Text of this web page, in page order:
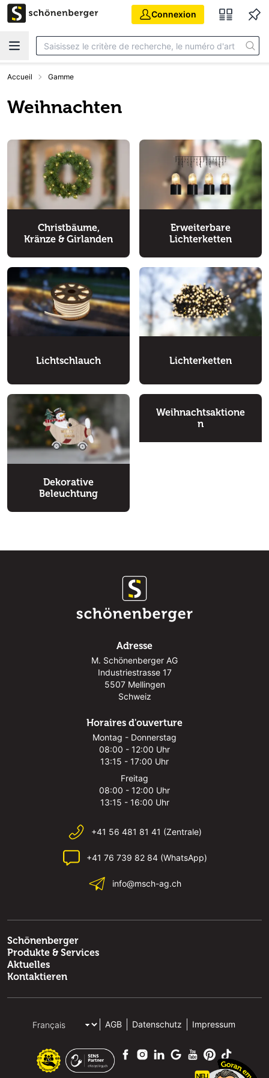
Aller au contenu principal
Connexion
Accueil Gamme
Weihnachten
Christbäume,
Kränze & Girlanden
Erweiterbare
Lichterketten
Lichtschlauch Lichterketten
Dekorative
Beleuchtung
Weihnachtsaktione
n
Adresse
M. Schönenberger AG
Industriestrasse 17
5507 Mellingen
Schweiz
Horaires d'ouverture
Montag - Donnerstag
08:00 - 12:00 Uhr
13:15 - 17:00 Uhr
Freitag
08:00 - 12:00 Uhr
13:15 - 16:00 Uhr
+41 56 481 81 41 (Zentrale)
+41 76 739 82 84 (WhatsApp)
info@msch-ag.ch
Schönenberger
Produkte & Services
Aktuelles
Kontaktieren
AGB Datenschutz Impressum